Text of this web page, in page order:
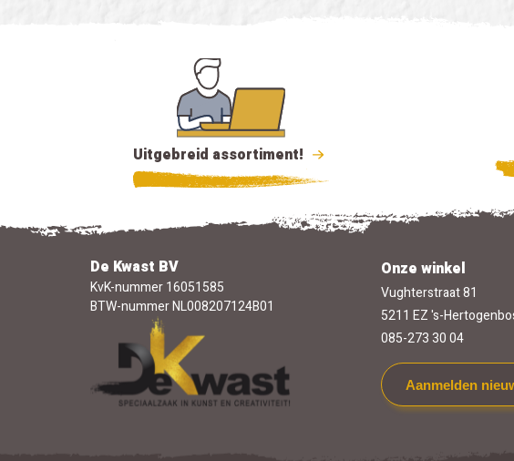
Uitgebreid assortiment!
De Kwast BV
KvK-nummer 16051585
BTW-nummer NL008207124B01
Onze winkel
Vughterstraat 81
5211 EZ 's-
085-273 30 04
Aanmelden